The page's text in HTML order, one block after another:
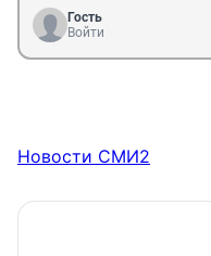
Гость
Войти
Новости СМИ2